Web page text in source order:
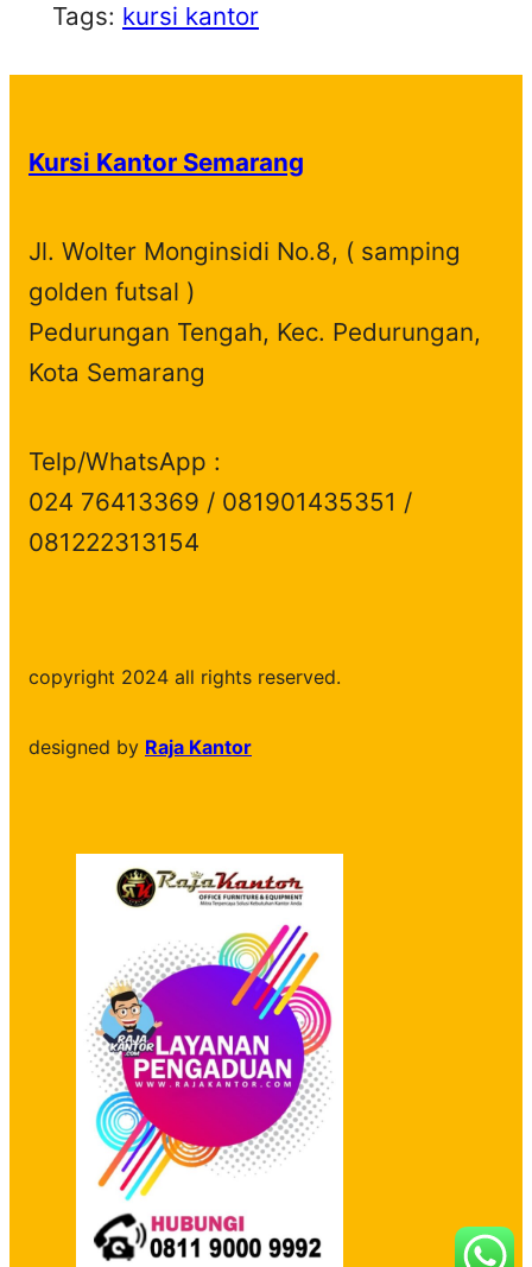
Tags: kursi kantor
Kursi Kantor Semarang
Jl. Wolter Monginsidi No.8, ( samping
golden futsal )
Pedurungan Tengah, Kec. Pedurungan,
Kota Semarang
Telp/WhatsApp :
024 76413369 / 081901435351 /
081222313154
copyright 2024 all rights reserved.
designed by Raja Kantor